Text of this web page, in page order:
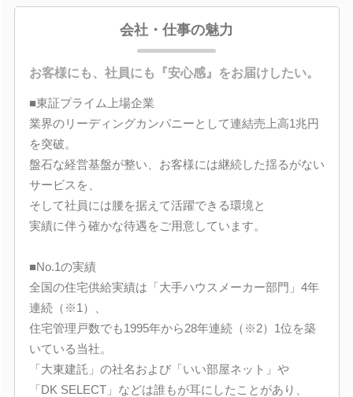
会社・仕事の魅力
お客様にも、社員にも『安心感』をお届けしたい。
■東証プライム上場企業
業界のリーディングカンパニーとして連結売上高1兆円
を突破。
盤石な経営基盤が整い、お客様には継続した揺るがない
サービスを、
そして社員には腰を据えて活躍できる環境と
実績に伴う確かな待遇をご用意しています。
■No.1の実績
全国の住宅供給実績は「大手ハウスメーカー部門」4年
連続（※1）、
住宅管理戸数でも1995年から28年連続（※2）1位を築
いている当社。
「大東建託」の社名および「いい部屋ネット」や
「DK SELECT」などは誰もが耳にしたことがあり、